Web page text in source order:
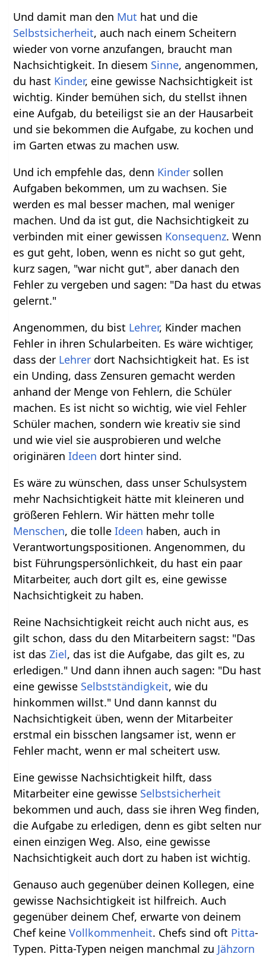
Und damit man den Mut hat und die
Selbstsicherheit, auch nach einem Scheitern
wieder von vorne anzufangen, braucht man
Nachsichtigkeit. In diesem Sinne, angenommen,
du hast Kinder, eine gewisse Nachsichtigkeit ist
wichtig. Kinder bemühen sich, du stellst ihnen
eine Aufgab, du beteiligst sie an der Hausarbeit
und sie bekommen die Aufgabe, zu kochen und
im Garten etwas zu machen usw.
Und ich empfehle das, denn Kinder sollen
Aufgaben bekommen, um zu wachsen. Sie
werden es mal besser machen, mal weniger
machen. Und da ist gut, die Nachsichtigkeit zu
verbinden mit einer gewissen Konsequenz. Wenn
es gut geht, loben, wenn es nicht so gut geht,
kurz sagen, "war nicht gut", aber danach den
Fehler zu vergeben und sagen: "Da hast du etwas
gelernt."
Angenommen, du bist Lehrer, Kinder machen
Fehler in ihren Schularbeiten. Es wäre wichtiger,
dass der Lehrer dort Nachsichtigkeit hat. Es ist
ein Unding, dass Zensuren gemacht werden
anhand der Menge von Fehlern, die Schüler
machen. Es ist nicht so wichtig, wie viel Fehler
Schüler machen, sondern wie kreativ sie sind
und wie viel sie ausprobieren und welche
originärenIdeen dort hinter sind.
Es wäre zu wünschen, dass unser Schulsystem
mehr Nachsichtigkeit hätte mit kleineren und
größeren Fehlern. Wir hätten mehr tolle
Menschen, die tolleIdeen haben, auch in
Verantwortungspositionen. Angenommen, du
bist Führungspersönlichkeit, du hast ein paar
Mitarbeiter, auch dort gilt es, eine gewisse
Nachsichtigkeit zu haben.
Reine Nachsichtigkeit reicht auch nicht aus, es
gilt schon, dass du den Mitarbeitern sagst: "Das
ist dasZiel, das ist die Aufgabe, das gilt es, zu
erledigen." Und dann ihnen auch sagen: "Du hast
eine gewisse Selbstständigkeit, wie du
hinkommen willst." Und dann kannst du
Nachsichtigkeit üben, wenn der Mitarbeiter
erstmal ein bisschen langsamer ist, wenn er
Fehler macht, wenn er mal scheitert usw.
Eine gewisse Nachsichtigkeit hilft, dass
Mitarbeiter eine gewisse Selbstsicherheit
bekommen und auch, dass sie ihren Weg finden,
die Aufgabe zu erledigen, denn es gibt selten nur
einen einzigen Weg. Also, eine gewisse
Nachsichtigkeit auch dort zu haben ist wichtig.
Genauso auch gegenüber deinen Kollegen, eine
gewisse Nachsichtigkeit ist hilfreich. Auch
gegenüber deinem Chef, erwarte von deinem
Chef keineVollkommenheit. Chefs sind oft Pitta-
Typen. Pitta-Typen neigen manchmal zu Jähzorn